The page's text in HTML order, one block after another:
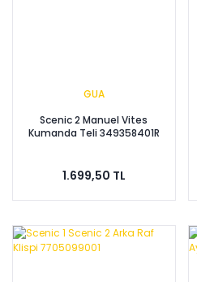
GUA
Scenic 2 Manuel Vites
Kumanda Teli 349358401R
1.699,50 TL